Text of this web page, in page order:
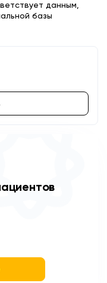
данным,
базы